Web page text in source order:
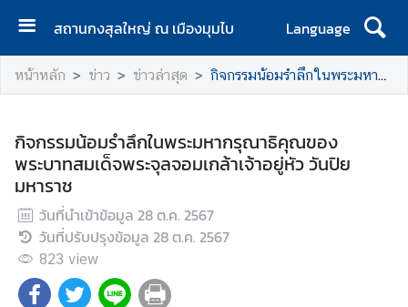
สถานกงสุลใหญ่ ณ เมืองมุมไบ
Language
ห
น้
ร
ก
เ
กี่
ย
กั
หน้าหลัก ข่าว ข่าวล่าสุด กิจกรรมน้อมรำลึกในพระมหากรุณาธิคุณของพระบาทสมเด็จพระจุลจอมเกล้าเจ้าอยู่หัว วันปิยมหาราช
กิจกรรมน้อมรำลึกในพระมหากรุณาธิคุณของ
พระบาทสมเด็จพระจุลจอมเกล้าเจ้าอยู่หัว วันปิย
มหาราช
วันที่นำเข้าข้อมูล 28 ต.ค. 2567
วันที่ปรับปรุงข้อมูล 28 ต.ค. 2567
823 view